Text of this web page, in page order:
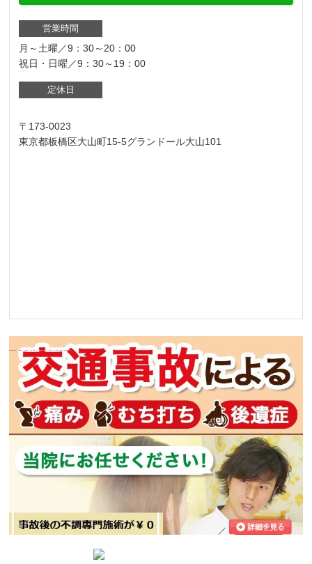
営業時間
月～土曜／9：30～20：00
祝日・日曜／9：30～19：00
定休日
〒173-0023
東京都板橋区大山町15-5グランドール大山101